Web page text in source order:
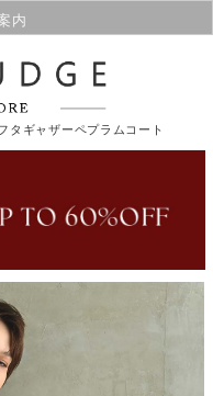
内
タギャザーペプラムコート